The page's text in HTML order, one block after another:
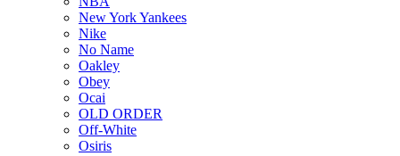
New York Yankees
Nike
No Name
Oakley
Obey
Ocai
OLD ORDER
Off-White
Osiris